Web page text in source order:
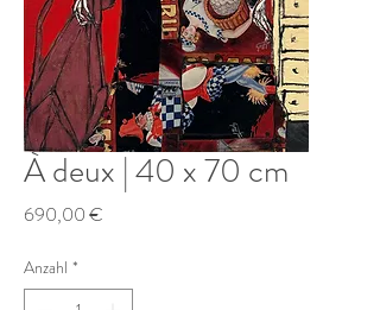
À deux | 40 x 70 cm
690,00 €
Anzahl *